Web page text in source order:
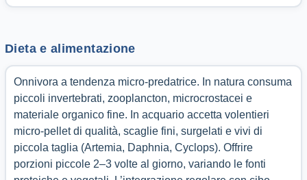
Dieta e alimentazione
Onnivora a tendenza micro-predatrice. In natura consuma
piccoli invertebrati, zooplancton, microcrostacei e
materiale organico fine. In acquario accetta volentieri
micro-pellet di qualità, scaglie fini, surgelati e vivi di
piccola taglia (Artemia, Daphnia, Cyclops). Offrire
porzioni piccole 2–3 volte al giorno, variando le fonti